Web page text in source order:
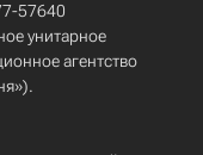
57640
унитарное
агентство